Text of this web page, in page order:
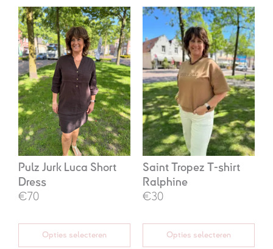
Pulz Jurk Luca Short
Dress
€70
Oorspronkelijke
prijs
was:
€99,95.
Huidige
prijs
is:
€70,00.
Opties selecteren
Saint Tropez T-shirt
Ralphine
€30
Oorspronkelijke
was:
€59,95.
Huidige
is:
€30,00.
Opties selecteren